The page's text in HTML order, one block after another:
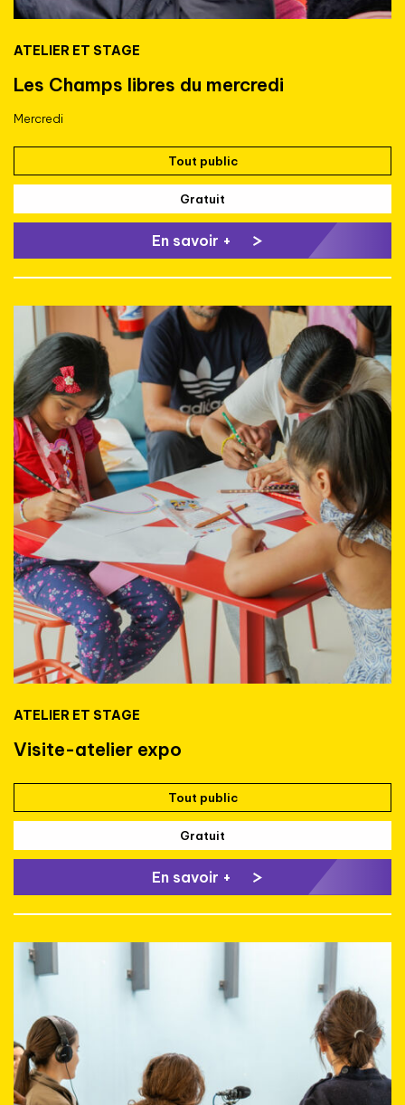
ATELIER ET STAGE
Les Champs libres du mercredi
Mercredi
Tout public
Gratuit
En savoir +
ATELIER ET STAGE
Visite-atelier expo
Tout public
Gratuit
En savoir +